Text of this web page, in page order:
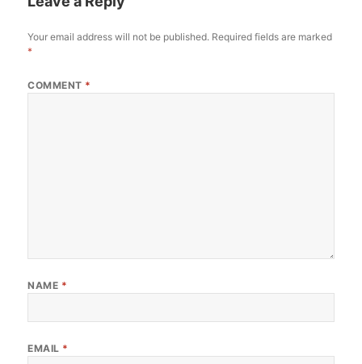
Your email address will not be published. Required fields are marked
*
COMMENT *
NAME *
EMAIL *